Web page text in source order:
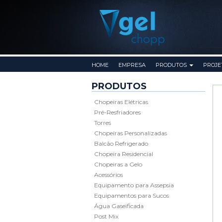
HOME EMPRESA PRODUTOS
PRODUTOS
Chopeiras Elétricas
Pré-Resfriadores
Torres
Chopeiras Personalizadas
Balcão Refrigerado
Chopeira Residencial
Chopeiras a Gelo
Acessórios
Equipamento para Assepsia
Equipamentos para Sucos
Água Gaseificada
Post Mix